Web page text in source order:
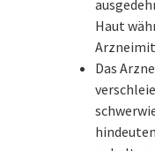
Haut
Das